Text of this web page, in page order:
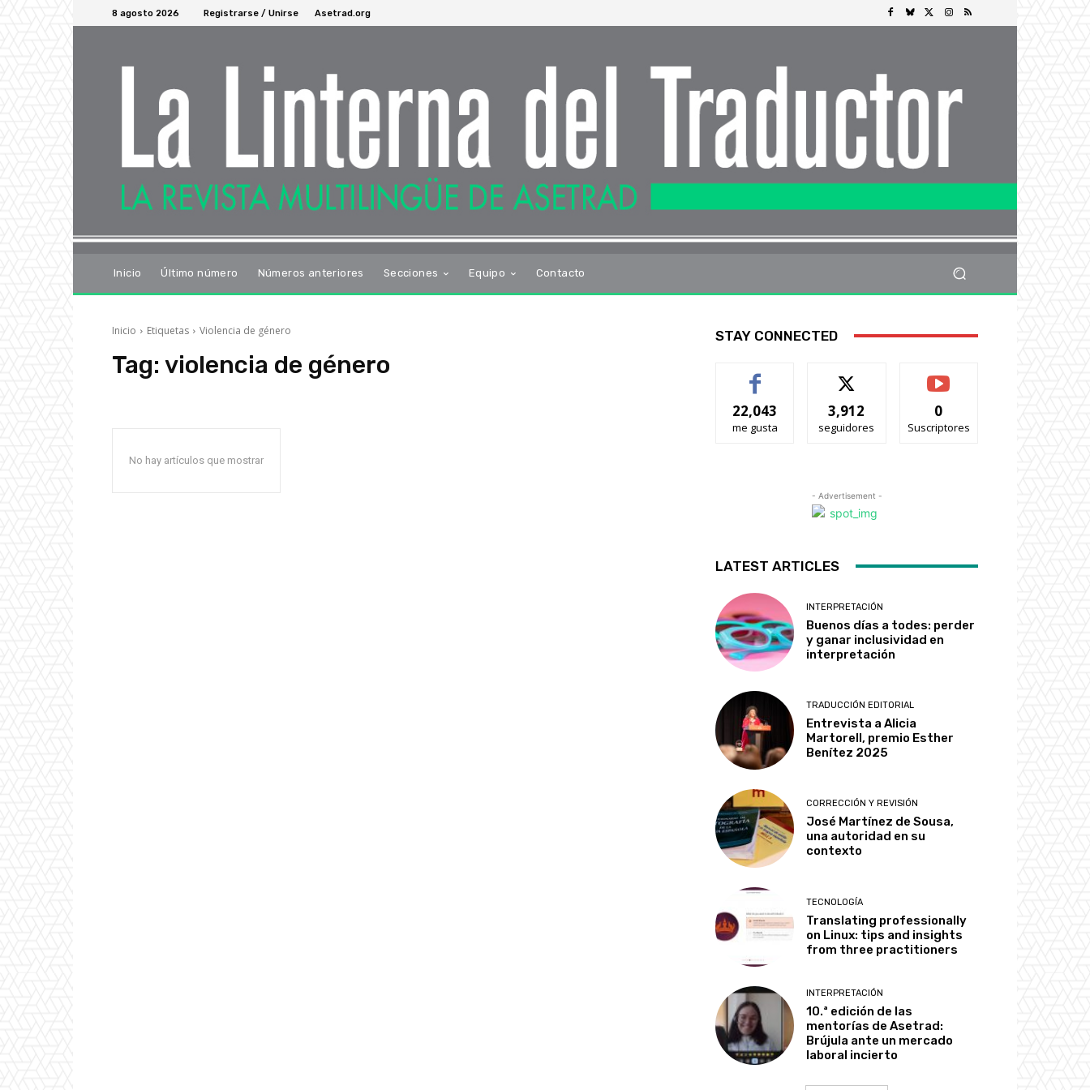
8 agosto 2026 Registrarse / Unirse Asetrad.org
Inicio Último número Números anteriores Secciones Equipo Contacto
Inicio Etiquetas Violencia de género
Tag: violencia de género
No hay artículos que mostrar
STAY CONNECTED
22,043
me gusta
3,912
seguidores
0
Suscriptores
- Advertisement -
LATEST ARTICLES
INTERPRETACIÓN
Buenos días a todes: perder
y ganar inclusividad en
interpretación
TRADUCCIÓN EDITORIAL
Entrevista a Alicia
Martorell, premio Esther
Benítez 2025
CORRECCIÓN Y REVISIÓN
José Martínez de Sousa,
una autoridad en su
contexto
TECNOLOGÍA
Translating professionally
on Linux: tips and insights
from three practitioners
INTERPRETACIÓN
10.ª edición de las
mentorías de Asetrad:
Brújula ante un mercado
laboral incierto